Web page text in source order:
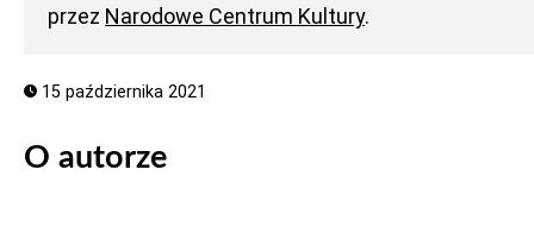
przez Narodowe Centrum Kultury.
15 października 2021
O autorze